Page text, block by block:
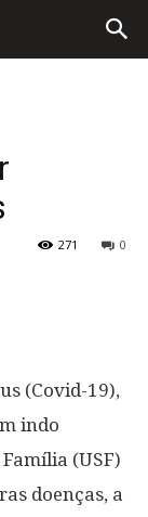
0
271
(Covid-19),
indo
(USF)
doenças, a